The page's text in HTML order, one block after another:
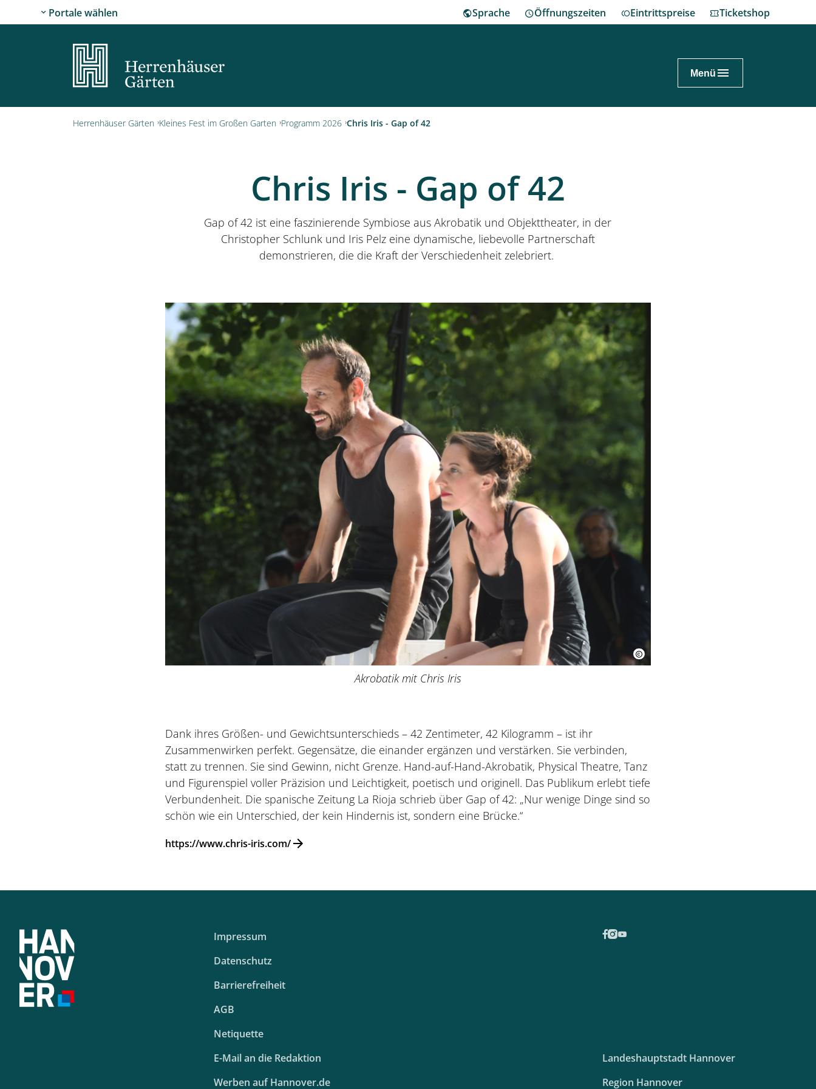
Portale wählen Sprache Öffnungszeiten Eintrittspreise Ticketshop
Menü
Herrenhausen erleben
Kleines Fest im Großen Garten
Service und Aktuelles
Veranstaltungen
Startseite
Öffnungszeiten
Eintrittspreise
Ticketshop
Herrenhäuser Gärten Kleines Fest im Großen Garten Programm 2026 Chris Iris - Gap of 42
Chris Iris - Gap of 42
Gap of 42 ist eine faszinierende Symbiose aus Akrobatik und Objekttheater, in der
Christopher Schlunk und Iris Pelz eine dynamische, liebevolle Partnerschaft
demonstrieren, die die Kraft der Verschiedenheit zelebriert.
Akrobatik mit Chris Iris
Dank ihres Größen- und Gewichtsunterschieds – 42 Zentimeter, 42 Kilogramm – ist ihr
Zusammenwirken perfekt. Gegensätze, die einander ergänzen und verstärken. Sie verbinden,
statt zu trennen. Sie sind Gewinn, nicht Grenze. Hand-auf-Hand-Akrobatik, Physical Theatre, Tanz
und Figurenspiel voller Präzision und Leichtigkeit, poetisch und originell. Das Publikum erlebt tiefe
Verbundenheit. Die spanische Zeitung La Rioja schrieb über Gap of 42: „Nur wenige Dinge sind so
schön wie ein Unterschied, der kein Hindernis ist, sondern eine Brücke.“
https://www.chris-iris.com/
Impressum
Datenschutz
Barrierefreiheit
AGB
Netiquette
E-Mail an die Redaktion
Werben auf Hannover.de
Landeshauptstadt Hannover
Region Hannover